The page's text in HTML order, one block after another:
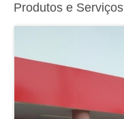
Produtos e Serviços